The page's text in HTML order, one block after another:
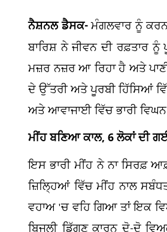
ਨੈਸ਼ਨਲ ਡੈਸਕ-ਮੰਗਲਵਾਰ ਨੂੰ
ਬਾਰਿਸ਼ ਨੇ ਜੀਵਨ ਦੀ ਰਫ਼ਤਾਰ
ਮਜ਼ਰ ਨਜ਼ਰ ਆ ਰਿਹਾ ਹੈ ਅਤੇ
ਦੇ ਉੱਤਰੀ ਅਤੇ ਪੂਰਬੀ ਹਿੱਸਿਆਂ
ਅਤੇ ਆਵਾਜਾਈ ਵਿੱਚ ਭਾਰੀ
ਮੀਂਹ ਬਣਿਆ ਕਾਲ, 6 ਲੋਕਾਂ ਦੀ
ਇਸ ਭਾਰੀ ਮੀਂਹ ਨੇ ਨਾ ਸਿਰਫ਼
ਜ਼ਿਲ੍ਹਿਆਂ ਵਿੱਚ ਮੀਂਹ ਨਾਲ
ਵਹਾਅ 'ਚ ਵਹਿ ਗਿਆ ਤਾਂ ਇਕ